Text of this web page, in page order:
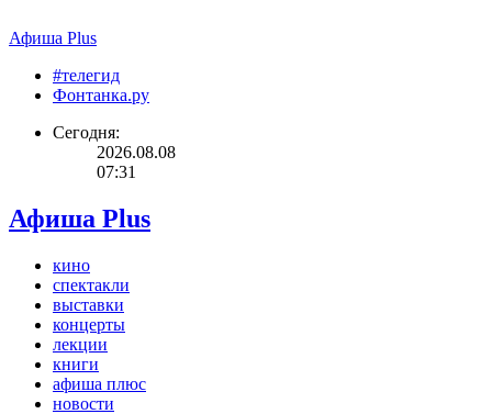
Афиша Plus
#телегид
Фонтанка.ру
Сегодня:
2026.08.08
07:31
Афиша Plus
кино
спектакли
выставки
концерты
лекции
книги
афиша плюс
новости